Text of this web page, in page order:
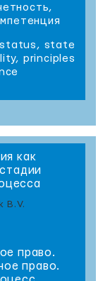
status, state
principles
как
B.V.
право.
право.